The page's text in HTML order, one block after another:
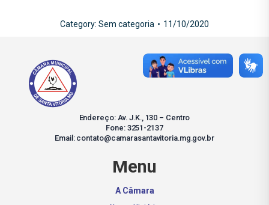
Category: Sem categoria 11/10/2020
Endereço: Av. J.K., 130 – Centro
Fone: 3251-2137
Email: contato@camarasantavitoria.mg.gov.br
Menu
A Câmara